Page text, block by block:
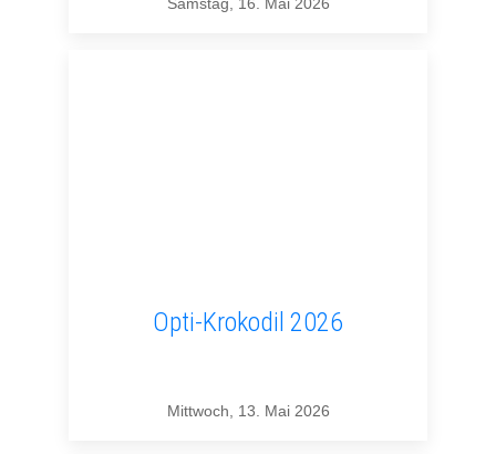
Opti-Krokodil 2026
Mittwoch, 13. Mai 2026